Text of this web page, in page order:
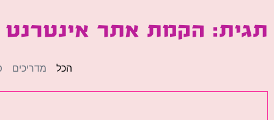
תגית: הקמת אתר אינטרנט
מדריכים הכל